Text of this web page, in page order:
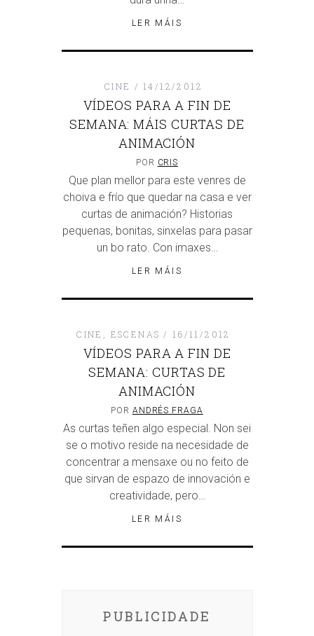
LER MÁIS
CINE 14/12/2012
VÍDEOS PARA A FIN DE
SEMANA: MÁIS CURTAS DE
ANIMACIÓN
POR CRIS
Que plan mellor para este venres de
choiva e frío que quedar na casa e ver
curtas de animación? Historias
pequenas, bonitas, sinxelas para pasar
un bo rato. Con imaxes…
LER MÁIS
CINE , ESCENAS 16/11/2012
VÍDEOS PARA A FIN DE
SEMANA: CURTAS DE
ANIMACIÓN
POR ANDRÉS FRAGA
As curtas teñen algo especial. Non sei
se o motivo reside na necesidade de
concentrar a mensaxe ou no feito de
que sirvan de espazo de innovación e
creatividade, pero…
LER MÁIS
PUBLICIDADE